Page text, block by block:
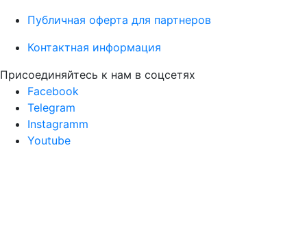
Публичная оферта для партнеров
Контактная информация
Присоединяйтесь к нам в соцсетях
Facebook
Telegram
Instagramm
Youtube